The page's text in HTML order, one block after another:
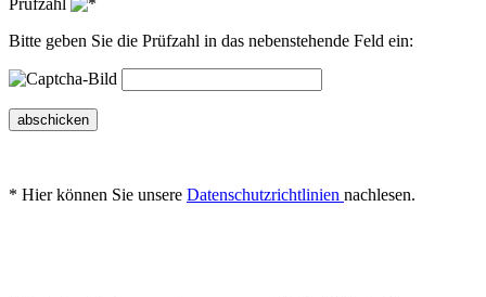
Prüfzahl
Bitte geben Sie die Prüfzahl in das nebenstehende Feld ein:
abschicken
* Hier können Sie unsere Datenschutzrichtlinien nachlesen.